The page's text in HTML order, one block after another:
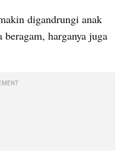
digandrungi anak
beragam, harganya juga